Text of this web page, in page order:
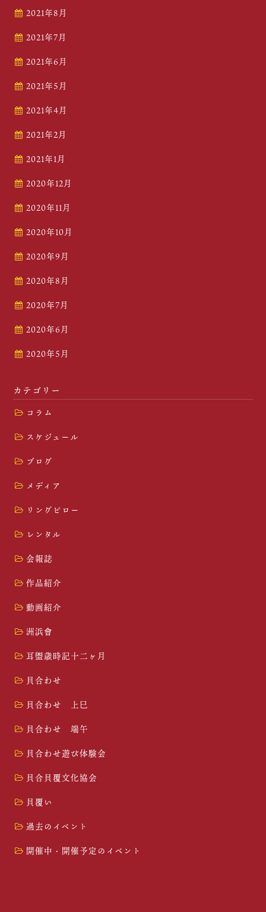
2021年8月
2021年7月
2021年6月
2021年5月
2021年4月
2021年2月
2021年1月
2020年12月
2020年11月
2020年10月
2020年9月
2020年8月
2020年7月
2020年6月
2020年5月
カテゴリー
コラム
スケジュール
ブログ
メディア
リングピロー
レンタル
会報誌
作品紹介
動画紹介
洲浜會
耳盥歳時記十二ヶ月
貝合わせ
貝合わせ 上巳
貝合わせ 端午
貝合わせ遊び体験会
貝合貝覆文化協会
貝覆い
過去のイベント
開催中・開催予定のイベント